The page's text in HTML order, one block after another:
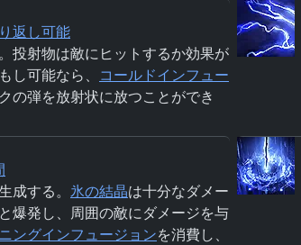
返し可能
投射物は敵にヒットするか効果が
し可能なら、 コールドインフュー
の弾を放射状に放つことができ
成する。 氷の結晶は十分なダメー
爆発し、周囲の敵にダメージを与
ングインフュージョンを消費し、